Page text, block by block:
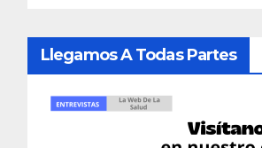
Llegamos A Todas Partes